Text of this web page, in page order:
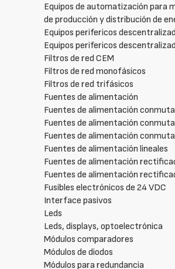
Equipos de automatización para
de producción y distribución de
Equipos perifericos
Equipos perifericos
Filtros de red CEM
Filtros de red monofásicos
Filtros de red trifásicos
Fuentes de alimentación
Fuentes de alimentación
Fuentes de alimentación
Fuentes de alimentación
Fuentes de alimentación lineales
Fuentes de alimentación
Fuentes de alimentación
Fusibles electrónicos de 24 VDC
Interface pasivos
Leds
Leds, displays, optoelectrónica
Módulos comparadores
Módulos de diodos
Módulos para redundancia